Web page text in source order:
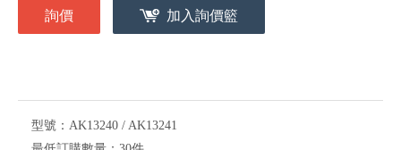
詢價 加入詢價籃
型號： AK13240 / AK13241